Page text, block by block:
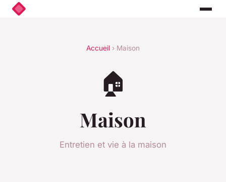
Accueil › Maison
🏠
Maison
Entretien et vie à la maison